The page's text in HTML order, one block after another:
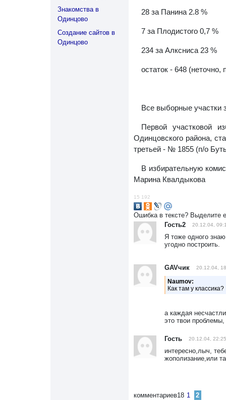
Знакомства в
Одинцово
Создание сайтов в
Одинцово
28 за Панина 2.8 %
7 за Плодистого 0,7 %
234 за Алксниса 23 %
остаток - 648
Все выборные участки
Первой участковой
Одинцовского района,
третьей - № 1855 (п/о
В избирательную
Марина Квалдыкова
15 192
Ошибка в тексте? Выделите
Гость2
20.12.04,
Я тоже одного
угодно построить.
GAVчик 20.12.04,
Naumov:
Как там у
а каждая
это твои
Гость 20.12.04,
интересно,лыч,
жополизание,или
комментариев18 1 2